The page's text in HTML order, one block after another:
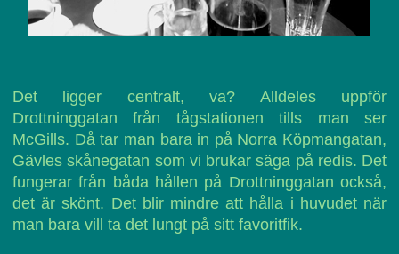
Det ligger centralt, va? Alldeles uppför
Drottninggatan från tågstationen tills man ser
McGills. Då tar man bara in på Norra Köpmangatan,
Gävles skånegatan som vi brukar säga på redis. Det
fungerar från båda hållen på Drottninggatan också,
det är skönt. Det blir mindre att hålla i huvudet när
man bara vill ta det lungt på sitt favoritfik.